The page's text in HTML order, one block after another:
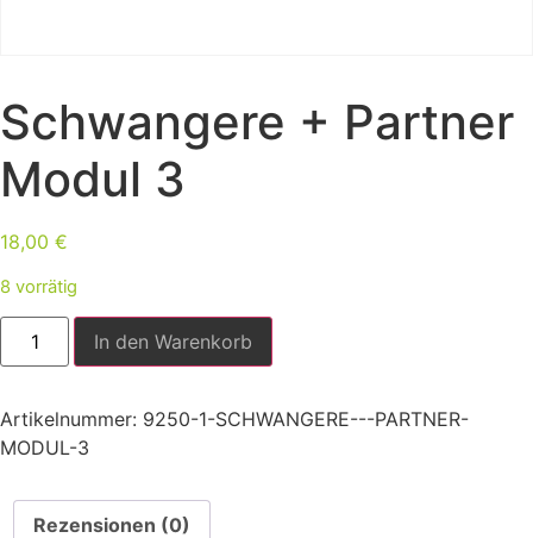
Schwangere + Partner
Modul 3
18,00 €
8 vorrätig
In den Warenkorb
Artikelnummer: 9250-1-SCHWANGERE---PARTNER-
MODUL-3
Rezensionen (0)